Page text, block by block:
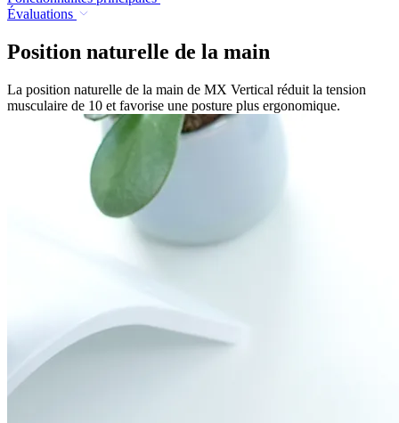
Évaluations
Position naturelle de la main
La position naturelle de la main de MX Vertical réduit la tension
musculaire de 10 et favorise une posture plus ergonomique.